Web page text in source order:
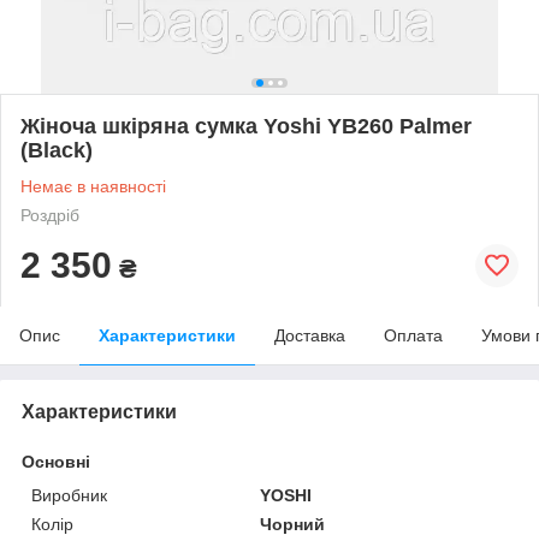
Жіноча шкіряна сумка Yoshi YB260 Palmer
(Black)
Немає в наявності
Роздріб
2 350 ₴
Опис Характеристики Доставка Оплата Умови
Характеристики
Основні
Виробник
YOSHI
Колір
Чорний